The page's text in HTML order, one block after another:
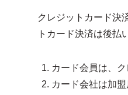
クレジットカード決
トカード決済は後払
カード会員は、
カード会社は加